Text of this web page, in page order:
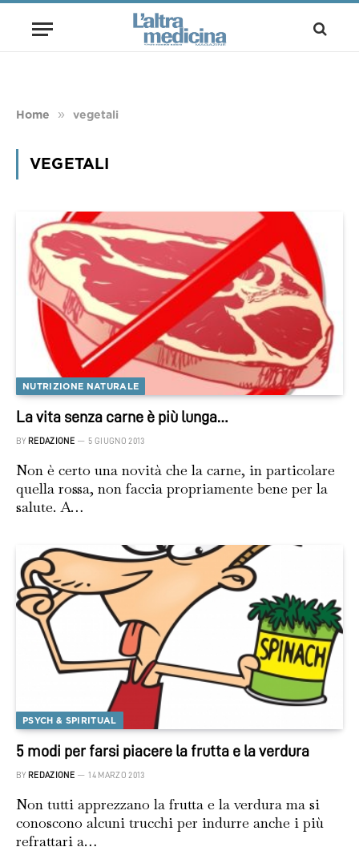
Home » vegetali
VEGETALI
NUTRIZIONE NATURALE
La vita senza carne è più lunga…
BY REDAZIONE 5 GIUGNO 2013
Non è certo una novità che la carne, in particolare
quella rossa, non faccia propriamente bene per la
salute. A…
PSYCH & SPIRITUAL
5 modi per farsi piacere la frutta e la verdura
BY REDAZIONE 14 MARZO 2013
Non tutti apprezzano la frutta e la verdura ma si
conoscono alcuni trucchi per indurre anche i più
refrattari a…